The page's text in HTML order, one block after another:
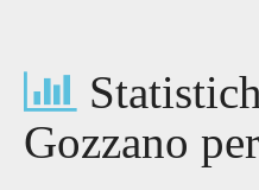
Gozzano